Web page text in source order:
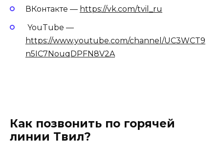
ВКонтакте — https://vk.com/tvil_ru
YouTube —
https://www.youtube.com/channel/UC3WCT9
n5IC7NouqDPFN8V2A
Как позвонить по горячей
линии Твил?